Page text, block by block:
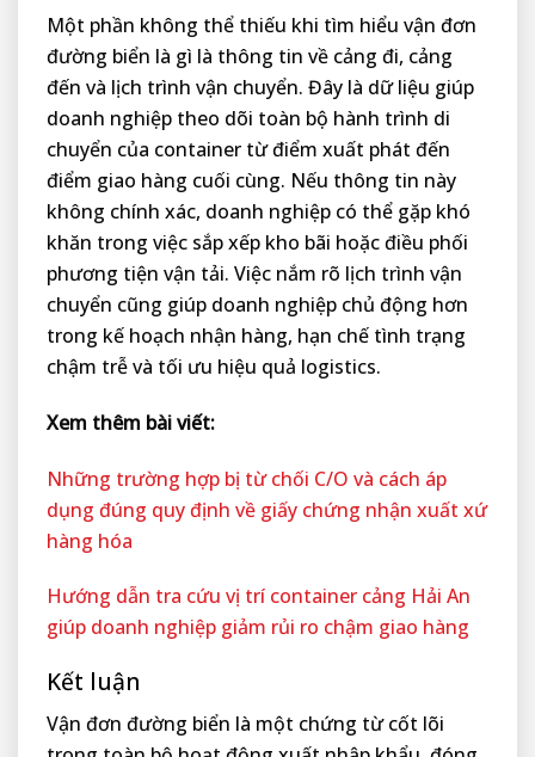
Một phần không thể thiếu khi tìm hiểu vận đơn
đường biển là gì là thông tin về cảng đi, cảng
đến và lịch trình vận chuyển. Đây là dữ liệu giúp
doanh nghiệp theo dõi toàn bộ hành trình di
chuyển của container từ điểm xuất phát đến
điểm giao hàng cuối cùng. Nếu thông tin này
không chính xác, doanh nghiệp có thể gặp khó
khăn trong việc sắp xếp kho bãi hoặc điều phối
phương tiện vận tải. Việc nắm rõ lịch trình vận
chuyển cũng giúp doanh nghiệp chủ động hơn
trong kế hoạch nhận hàng, hạn chế tình trạng
chậm trễ và tối ưu hiệu quả logistics.
Xem thêm bài viết:
Những trường hợp bị từ chối C/O và cách áp
dụng đúng quy định về giấy chứng nhận xuất xứ
hàng hóa
Hướng dẫn tra cứu vị trí container cảng Hải An
giúp doanh nghiệp giảm rủi ro chậm giao hàng
Kết luận
Vận đơn đường biển là một chứng từ cốt lõi